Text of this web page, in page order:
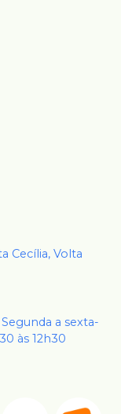
Cecília, Volta
a sexta-
às 12h30